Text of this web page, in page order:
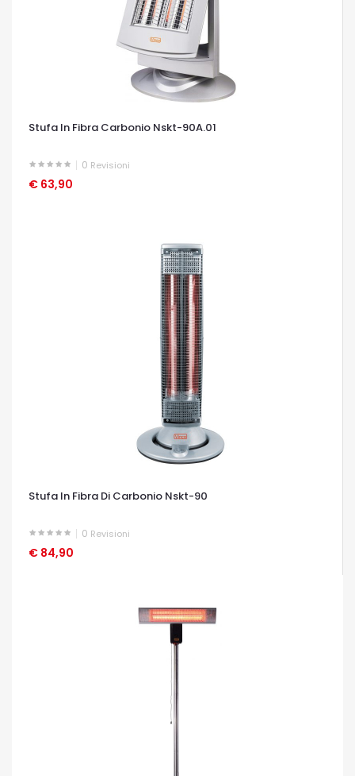
Stufa In Fibra Carbonio Nskt-90A.01
0 Revisioni
€ 63,90
OCCHIATA VELOCE
Stufa In Fibra Di Carbonio Nskt-90
0 Revisioni
€ 84,90
OCCHIATA VELOCE